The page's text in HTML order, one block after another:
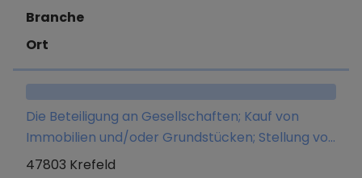
Branche
Ort
Die Beteiligung an Gesellschaften; Kauf von
Immobilien und/oder Grundstücken; Stellung von
Management- und Beratungsleistungen;
47803 Krefeld